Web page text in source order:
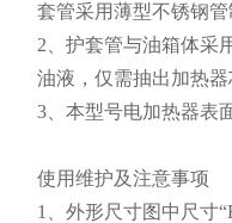
套管采用薄型不锈钢
2、护套管与油箱体采
油液，仅需抽出加热器
3、本型号电加热器表
使用维护及注意事项
1、外形尺寸图中尺寸